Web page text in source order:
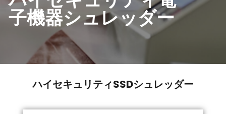
子機器シュレッダー
ハイセキュリティSSDシュレッダー